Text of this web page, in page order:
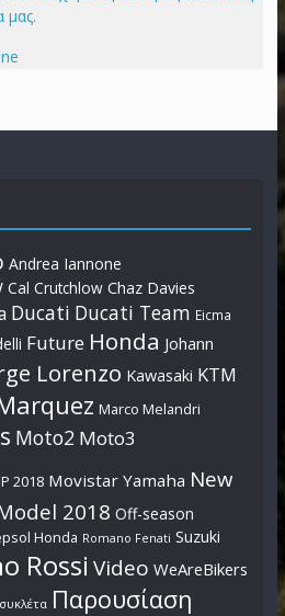
μας.
Andrea Iannone
Cal Crutchlow Chaz Davies
Ducati Ducati Team Eicma
Future Honda Johann
Lorenzo Kawasaki KTM
Marco Melandri
Moto2 Moto3
2018 Movistar Yamaha New
2018 Off-season
Honda Romano Fenati Suzuki
Rossi Video WeAreBikers
Παρουσίαση